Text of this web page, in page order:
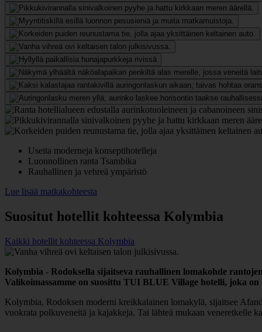
Useita moderneja konseptihotelleja
Luonnollinen ranta Tsambika
Rauhallinen ja vehreä ympäristö
Lue lisää matkakohteesta
Suositut hotellit kohteessa Kolymbia
Kaikki hotellit kohteessa Kolymbia
Kolymbia - Rodoksella sijaitseva rauhallinen lomakohde
Valikoimassamme on suosittu TUI BLUE Village hotelli, joka on
Kolymbia, Rodoksen moderni kreikkalainen lomakylä, sijaitsee
vuokrata polkuveneitä ja kajakkeja. Tai lähteä mukaan veneretkelle